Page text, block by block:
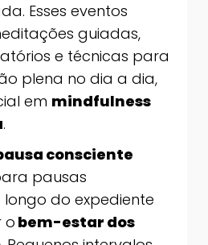
Esses eventos
guiadas,
e técnicas para
plena no dia a dia,
em mindfulness
.
consciente
pausas
do expediente
o bem-estar dos